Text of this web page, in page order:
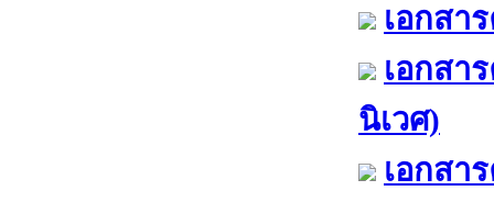
เอกสา
เอกสา
นิเวศ)
เอกสา